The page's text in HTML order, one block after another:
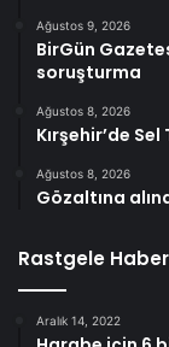
Ağustos 9, 2026
BirGün
soruşturma
Ağustos 8, 2026
Kırşehir’de
Ağustos 8, 2026
Gözaltına
Rastgele
Aralık 14, 2022